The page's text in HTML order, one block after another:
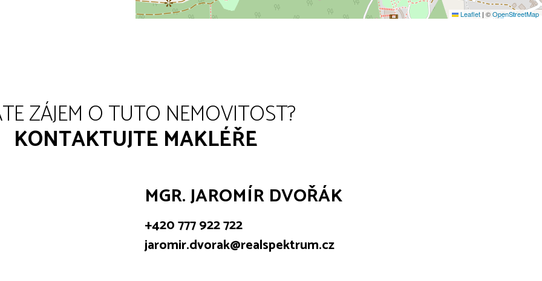
Leaflet | ©OpenStreetMap
ZÁJEM O TUTO NEMOVITOST?
KONTAKTUJTE MAKLÉŘE
MGR. JAROMÍR DVOŘÁK
+420 777 922 722
jaromir.dvorak@realspektrum.cz